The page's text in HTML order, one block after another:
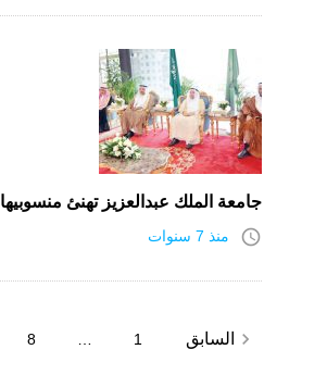
جامعة الملك عبدالعزيز تهنئ منسوبيها
access_time منذ 7 سنوات
Posts
paginationnavigate_before السابق 1
8